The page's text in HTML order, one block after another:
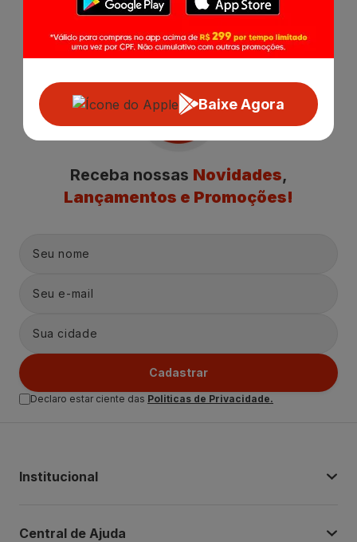
Baixe Agora
Receba nossas Novidades,
Lançamentos e Promoções!
Cadastrar
Declaro estar ciente das Politicas de Privacidade.
Institucional
Central de Ajuda